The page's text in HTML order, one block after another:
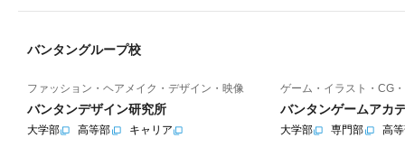
バンタングループ校
ファッション・ヘアメイク・デザイン・映像
バンタンデザイン研究所
大学部 高等部 キャリア
ゲーム・イラスト・CG
バンタンゲームアカ
大学部 専門部 高